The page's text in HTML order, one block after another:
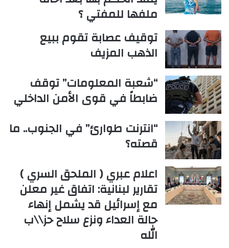
ملفها للمفتي ؟
توقيف عصابة تقوم ببيع
الذهب المزيف
“شعبة المعلومات” توقف
ضابطاً في قوى الأمن الداخلي
“انترنت طوارئ” في الجنوب.. ما
قصته؟
اعلام عبري ( الملحق السري )
تقارير لبنانية: اتفاق غير معلن
مع إسرائيل قد يشمل إنهاء
حالة العداء ونزع سلاح حز\\ب
الله